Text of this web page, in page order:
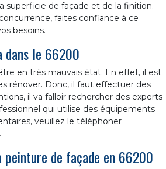
superficie de façade et de la finition.
faites confiance à ce
besoins.
dans le 66200
en très mauvais état. En effet, il est
rénover. Donc, il faut effectuer des
il va falloir rechercher des experts
qui utilise des équipements
veuillez le téléphoner
de façade en 66200